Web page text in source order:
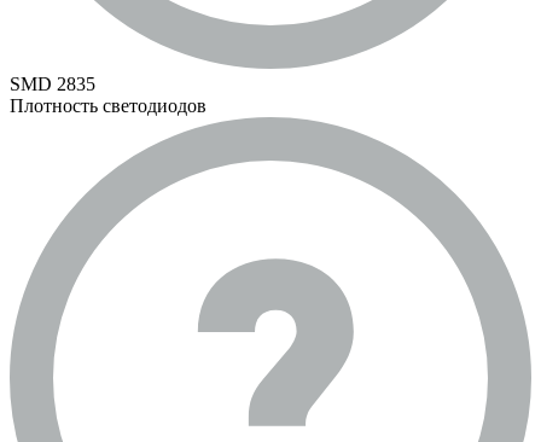
SMD 2835
Плотность светодиодов